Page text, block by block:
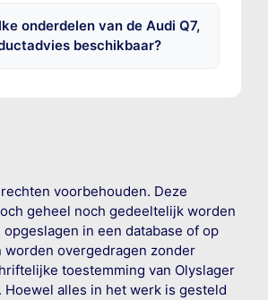
onderdelen van de Audi Q7,
beschikbaar?
voorbehouden. Deze
geheel noch gedeeltelijk worden
in een database of op
worden overgedragen zonder
toestemming van Olyslager
Hoewel alles in het werk is gesteld